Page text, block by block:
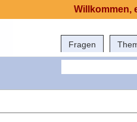
Fragen
Willkommen,